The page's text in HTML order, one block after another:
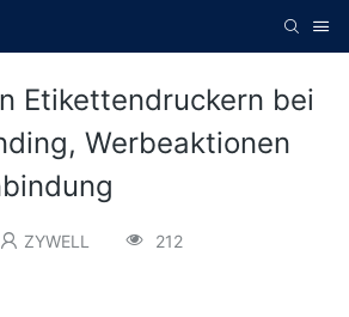
Etikettendruckern bei
Werbeaktionen
ZYWELL 212